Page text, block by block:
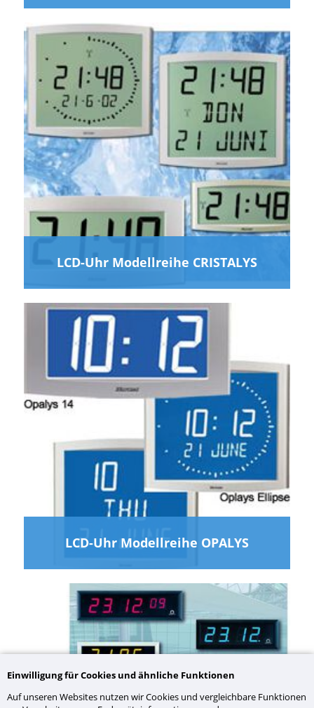
LCD-Uhr Modellreihe CRISTALYS
LCD-Uhr Modellreihe OPALYS
Einwilligung für Cookies und ähnliche Funktionen
Auf unseren Websites nutzen wir Cookies und vergleichbare Funktionen